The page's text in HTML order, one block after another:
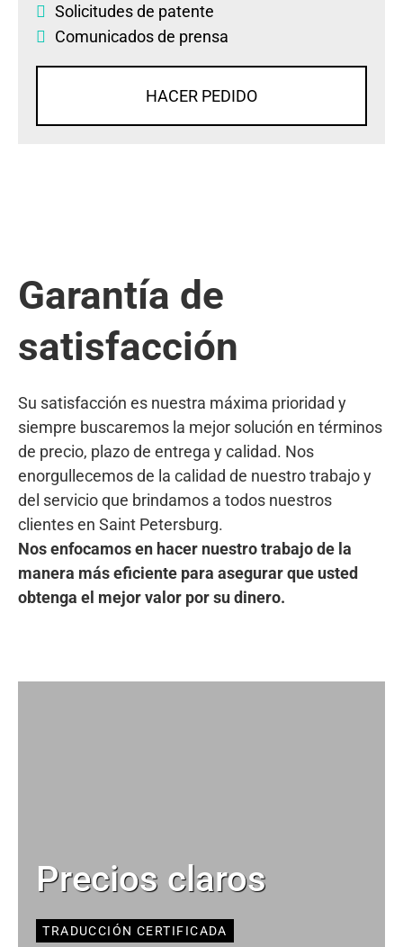
Solicitudes de patente
Comunicados de prensa
HACER PEDIDO
Garantía de
satisfacción
Su satisfacción es nuestra máxima prioridad y
siempre buscaremos la mejor solución en términos
de precio, plazo de entrega y calidad. Nos
enorgullecemos de la calidad de nuestro trabajo y
del servicio que brindamos a todos nuestros
clientes en Saint Petersburg.
Nos enfocamos en hacer nuestro trabajo de la
manera más eficiente para asegurar que usted
obtenga el mejor valor por su dinero.
Precios claros
TRADUCCIÓN CERTIFICADA